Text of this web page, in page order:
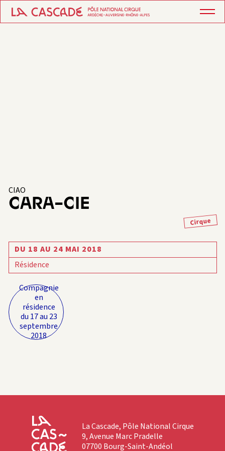
CIAO
CARA-CIE
Cirque
DU 18 AU 24 MAI 2018
Résidence
Compagnie
en
résidence
du 17 au 23
septembre
2018
La Cascade, Pôle National Cirque
9, Avenue Marc Pradelle
07700 Bourg-Saint-Andéol